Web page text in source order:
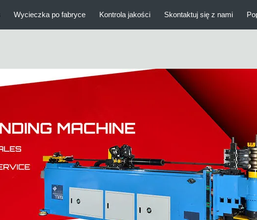
Wycieczka po fabryce Kontrola jakości Skontaktuj się z nami
zwijania
Automatyczna giętarka do rur